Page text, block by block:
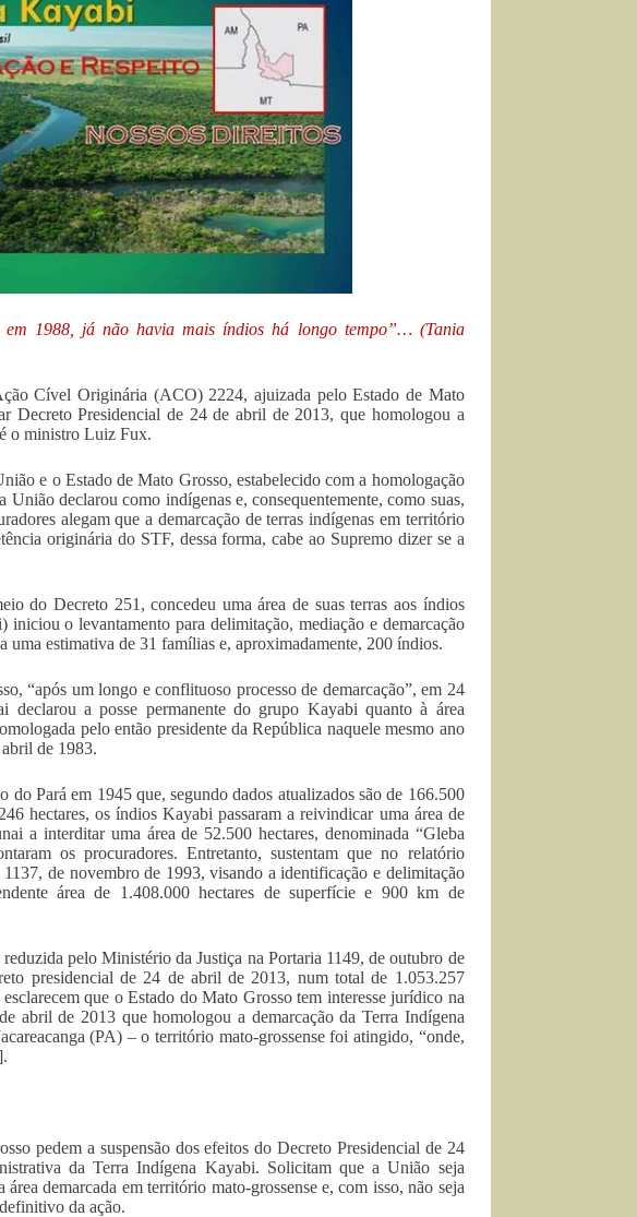
em 1988, já não havia mais índios há longo tempo”… (Tania
Cível Originária (ACO) 2224, ajuizada pelo Estado de Mato
Decreto Presidencial de 24 de abril de 2013, que homologou a
o ministro Luiz Fux.
e o Estado de Mato Grosso, estabelecido com a homologação
declarou como indígenas e, consequentemente, como suas,
alegam que a demarcação de terras indígenas em território
originária do STF, dessa forma, cabe ao Supremo dizer se a
do Decreto 251, concedeu uma área de suas terras aos índios
o levantamento para delimitação, mediação e demarcação
uma estimativa de 31 famílias e, aproximadamente, 200 índios.
“após um longo e conflituoso processo de demarcação”, em 24
a posse permanente do grupo Kayabi quanto à área
pelo então presidente da República naquele mesmo ano
de 1983.
Pará em 1945 que, segundo dados atualizados são de 166.500
hectares, os índios Kayabi passaram a reivindicar uma área de
a interditar uma área de 52.500 hectares, denominada “Gleba
os procuradores. Entretanto, sustentam que no relatório
de novembro de 1993, visando a identificação e delimitação
área de 1.408.000 hectares de superfície e 900 km de
pelo Ministério da Justiça na Portaria 1149, de outubro de
presidencial de 24 de abril de 2013, num total de 1.053.257
que o Estado do Mato Grosso tem interesse jurídico na
abril de 2013 que homologou a demarcação da Terra Indígena
(PA) – o território mato-grossense foi atingido, “onde,
pedem a suspensão dos efeitos do Decreto Presidencial de 24
da Terra Indígena Kayabi. Solicitam que a União seja
demarcada em território mato-grossense e, com isso, não seja
da ação.